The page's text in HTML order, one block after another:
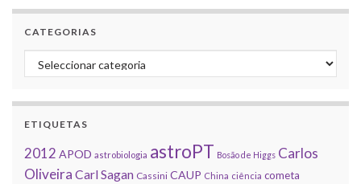
CATEGORIAS
Categorias
ETIQUETAS
2012 APOD astrobiologia astroPT Bosão de Higgs Carlos
Oliveira Carl Sagan Cassini CAUP China ciência cometa